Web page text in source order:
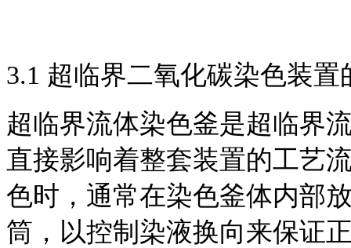
3.1 超临界二氧化碳染色装置
超临界流体染色釜是超临界
直接影响着整套装置的工艺
色时，通常在染色釜体内部
筒，以控制染液换向来保证